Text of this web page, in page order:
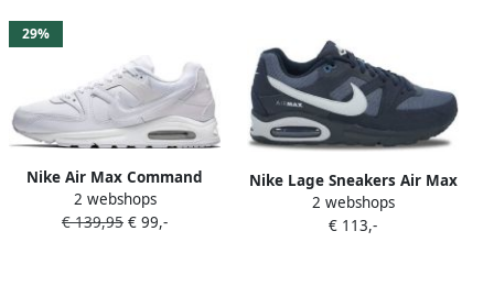
29%
Nike Air Max Command
Leather Heren Sneakers
749760-102 Kleur Wit-
2 webshops
€ 139,95 € 99,-
Nike Lage Sneakers Air Max
Command Dark Obsidian
Wolf Grey
2 webshops
€ 113,-